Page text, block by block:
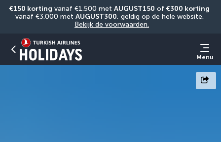
€150 korting vanaf €1.500 met AUGUST150 of €300 korting
vanaf €3.000 met AUGUST300
Bekijk de voorwaarden.
Menu